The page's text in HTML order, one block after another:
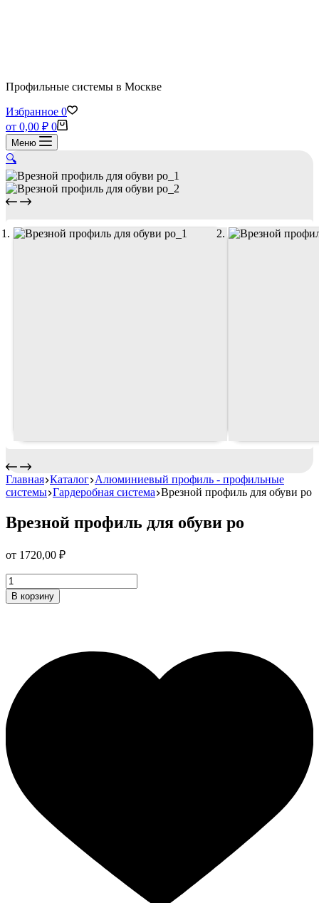
Профильные системы в Москве
Избранное 0
Корзина
от 0,00 ₽ 0
Меню
🔍
Главная Каталог Алюминиевый профиль - профильные
системы Гардеробная система Врезной профиль для обуви ро
Врезной профиль для обуви ро
от 1720,00 ₽
Врезной
профиль
для
В корзину